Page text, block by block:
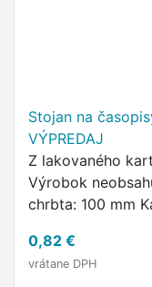
Stojan na
VÝPREDAJ
Z lakovaného
Výrobok
chrbta: 100 mm
krabice z regálu
0,82 €
vrátane DPH